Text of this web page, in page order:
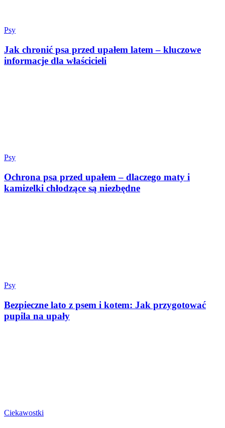
Psy
Jak chronić psa przed upałem latem – kluczowe
informacje dla właścicieli
Psy
Ochrona psa przed upałem – dlaczego maty i
kamizelki chłodzące są niezbędne
Psy
Bezpieczne lato z psem i kotem: Jak przygotować
pupila na upały
Ciekawostki